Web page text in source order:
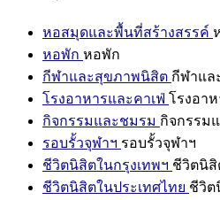
หอสมุดและพื้นที่สร้างสรรค์
หอพัก หอพัก
กีฬาและสุขภาพนิสิต กีฬาแ
โรงอาหารและคาเฟ่ โรงอา
กิจกรรมและชมรม กิจกรรม
รอบรั้วจุฬาฯ รอบรั้วจุฬาฯ
ชีวิตนิสิตในกรุงเทพฯ ชีวิตนิสิ
ชีวิตนิสิตในประเทศไทย ชีวิต